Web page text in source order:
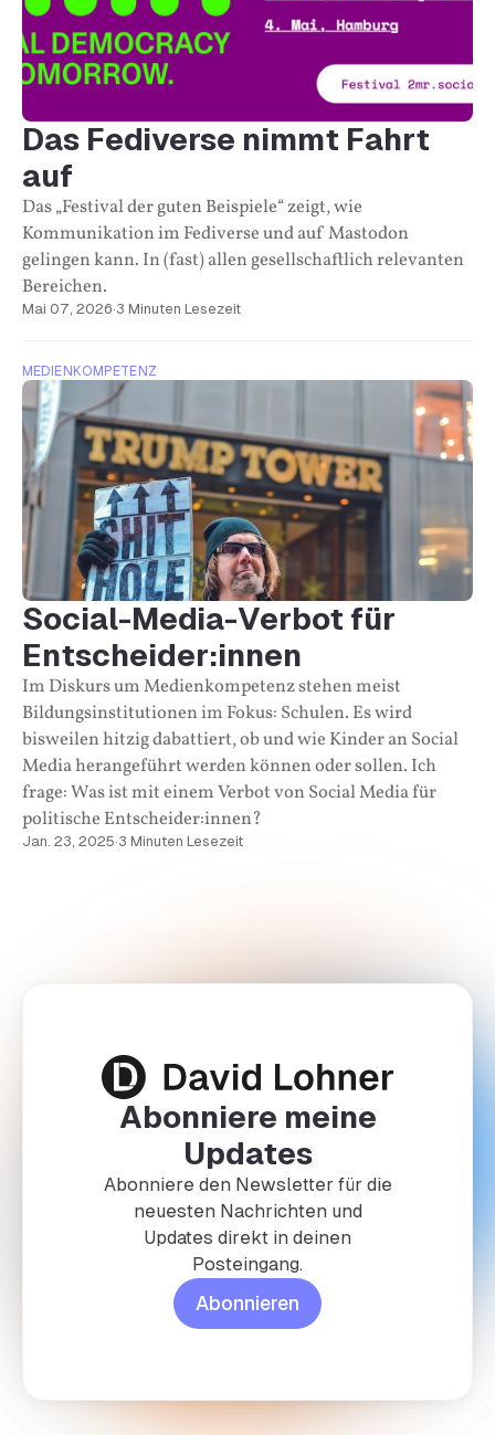
Das Fediverse nimmt Fahrt
auf
Das „Festival der guten Beispiele“ zeigt, wie
Kommunikation im Fediverse und auf Mastodon
gelingen kann. In (fast) allen gesellschaftlich relevanten
Bereichen.
Mai 07, 2026·3 Minuten Lesezeit
MEDIENKOMPETENZ
Social-Media-Verbot für
Entscheider:innen
Im Diskurs um Medienkompetenz stehen meist
Bildungsinstitutionen im Fokus: Schulen. Es wird
bisweilen hitzig dabattiert, ob und wie Kinder an Social
Media herangeführt werden können oder sollen. Ich
frage: Was ist mit einem Verbot von Social Media für
politische Entscheider:innen?
Jan. 23, 2025·3 Minuten Lesezeit
Abonniere meine
Updates
Abonniere den Newsletter für die
neuesten Nachrichten und
Updates direkt in deinen
Posteingang.
Abonnieren